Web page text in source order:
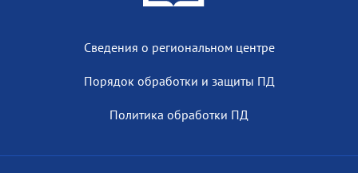
Сведения о региональном центре
Порядок обработки и защиты ПД
Политика обработки ПД